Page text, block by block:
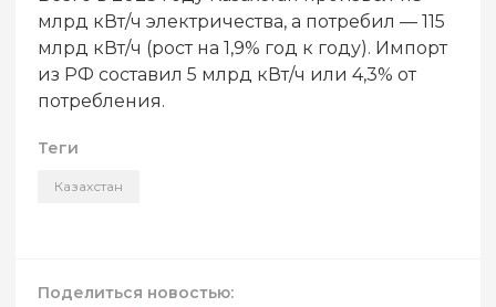
млрд кВт/ч электричества, а потребил — 115
млрд кВт/ч (рост на 1,9% год к году). Импорт
из РФ составил 5 млрд кВт/ч или 4,3% от
потребления.
Теги
Казахстан
Поделиться новостью: